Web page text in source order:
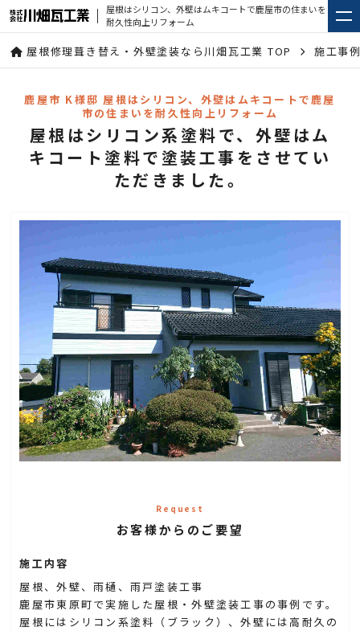
屋根はシリコン、外壁はムキコートで鹿屋市の住まいを
耐久性向上リフォーム
屋根修理葺き替え・外壁塗装なら川畑瓦工業 TOP 施工事
鹿屋市 K様邸 屋根はシリコン、外壁はムキコートで鹿屋
市の住まいを耐久性向上リフォーム
屋根はシリコン系塗料で、外壁はム
キコート塗料で塗装工事をさせてい
ただきました。
Request
お客様からのご要望
施工内容
屋根、外壁、雨樋、雨戸塗装工事
鹿屋市東原町で実施した屋根・外壁塗装工事の事例です。
屋根にはシリコン系塗料（ブラック）、外壁には高耐久の